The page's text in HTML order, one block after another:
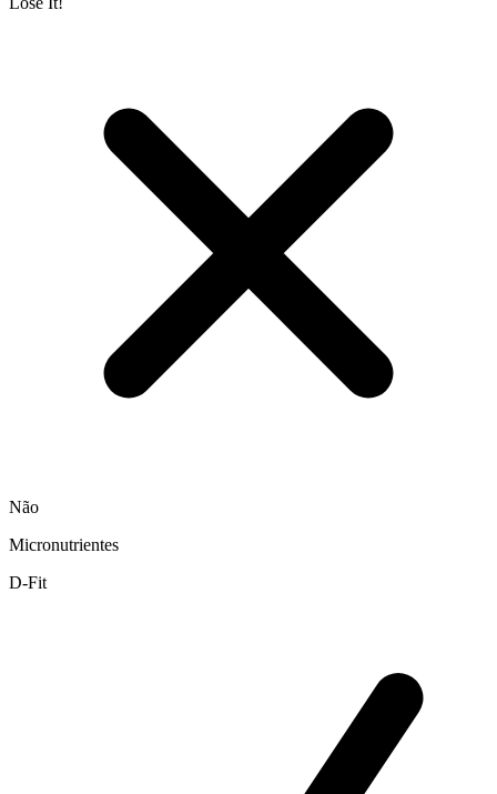
Não
Micronutrientes
D-Fit